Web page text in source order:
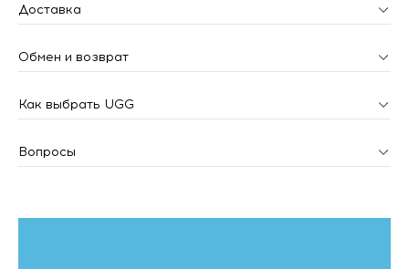
Доставка
Обмен и возврат
Как выбрать UGG
Вопросы